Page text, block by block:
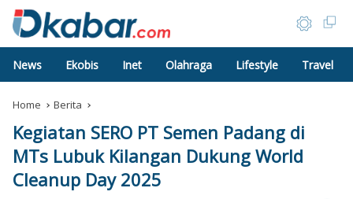
News Ekobis Inet Olahraga Lifestyle Travel
Home Berita
Kegiatan SERO PT Semen Padang di
MTs Lubuk Kilangan Dukung World
Cleanup Day 2025